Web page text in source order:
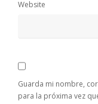
Website
Guarda mi nombre,
para la próxima vez